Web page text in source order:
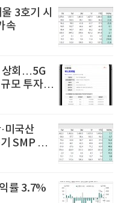
3호기 시
속
상회…5G
모 투자
미국산
SMP 상
률 3.7%